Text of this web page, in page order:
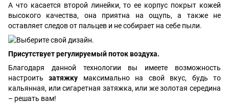
А что касается второй линейки, то ее корпус покрыт кожей
высокого качества, она приятна на ощупь, а также не
оставляет следов от пальцев и не собирает на себе пыли.
Присутствует регулируемый поток воздуха.
Благодаря данной технологии вы имеете возможность
настроитьзатяжку максимально на свой вкус, будь то
кальянная, или сигаретная затяжка, или же золотая середина
– решать вам!